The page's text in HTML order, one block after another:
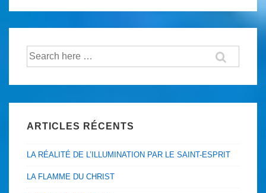
articles
Recherche
pour:
ARTICLES RÉCENTS
LA RÉALITÉ DE L’ILLUMINATION PAR LE SAINT-ESPRIT
LA FLAMME DU CHRIST